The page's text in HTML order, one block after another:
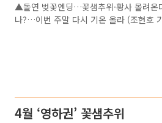
▲돌연 벚꽃엔딩…꽃샘추위·황사 몰려온
나?…이번 주말 다시 기온 올라 (조현호
4월 ‘영하권’ 꽃샘추위